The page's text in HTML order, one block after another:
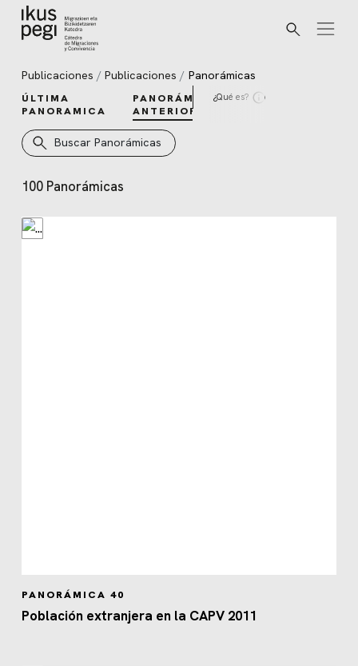
Ir directamente al contenido
Buscar
Publicaciones Publicaciones Panorámicas
ÚLTIMA
PANORAMICA
PANORÁMICAS
ANTERIORES
¿Qué es?
Buscar Panorámicas
100 Panorámicas
Panorámicas
PANORÁMICA 40
Población extranjera en la CAPV 2011